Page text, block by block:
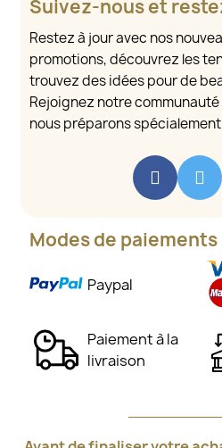
Suivez-nous et
Restez à jour avec nos
promotions, découvrez les
trouvez des idées pour de
Rejoignez notre
nous préparons
Modes de paiements
Paypal
Paiement à la
livraison